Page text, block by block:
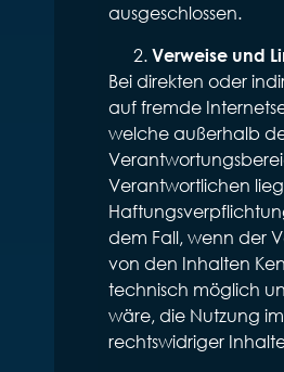
ausgeschlossen.
Verweise und
Bei direkten oder
auf fremde
welche außerhalb
Verantwortlichen
dem Fall, wenn der
von den Inhalten
technisch möglich
wäre, die Nutzung
rechtswidriger